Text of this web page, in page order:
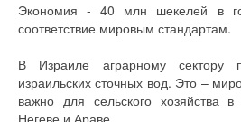
Экономия - 40 млн шекелей в
соответствие мировым стандартам.
В Израиле аграрному сектору
израильских сточных вод. Это –
важно для сельского хозяйства